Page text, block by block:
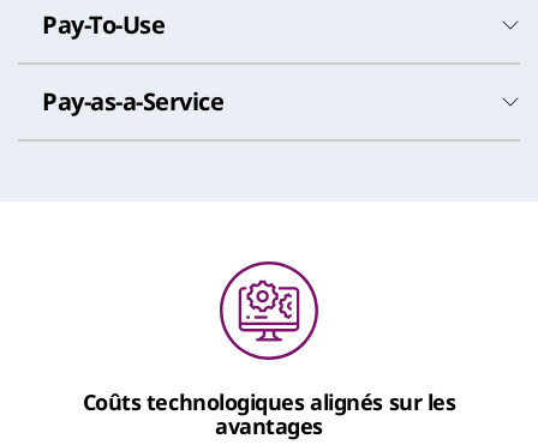
Pay-To-Use
Pay-To-Use
Pay-as-a-Service
Coûts technologiques alignés sur les
avantages